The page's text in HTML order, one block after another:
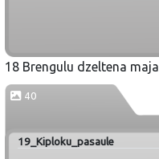
18 Brengulu dzeltena maja
40
19_Kiploku_pasaule